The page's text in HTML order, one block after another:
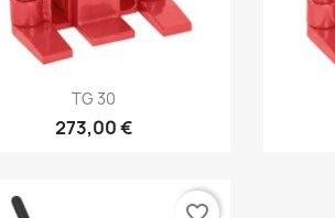
Anteprima
TG 30
273,00 €